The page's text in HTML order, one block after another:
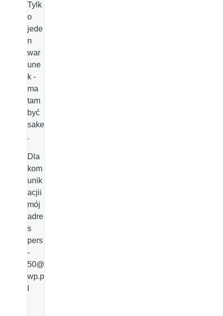
Tylk
o
jede
n
war
une
k -
ma
tam
być
sake
.
Dla
kom
unik
acjii
mój
adre
s
pers
-
50@
wp.p